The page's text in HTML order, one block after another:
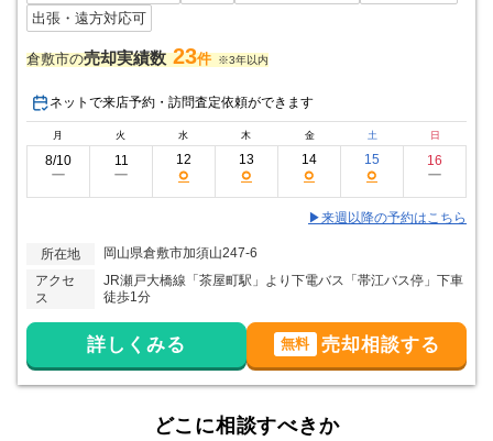
出張・遠方対応可
倉敷市の売却実績数 23件 ※3年以内
ネットで来店予約・訪問査定依頼ができます
月 火 水 木 金 土 日
8/10
ー
11
ー
12
○
13
○
14
○
15
○
16
ー
▶来週以降の予約はこちら
所在地
岡山県倉敷市加須山247-6
アクセ
ス
JR瀬戸大橋線「茶屋町駅」より下電バス「帯江バス停」下車
徒歩1分
詳しくみる 無料 売却相談する
どこに相談すべきか